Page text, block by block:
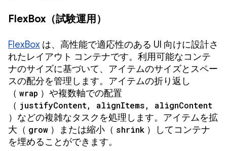
FlexBox（試験運用）
FlexBox は、高性能で適応性のある UI 向けに設計さ
れたレイアウト コンテナです。利用可能なコンテ
ナのサイズに基づいて、アイテムのサイズとスペー
スの配分を管理します。アイテムの折り返し
（ wrap ）や複数軸での配置
（ justifyContent, alignItems, alignContent
）などの複雑なタスクを処理します。アイテムを拡
大（ grow ）または縮小（ shrink ）してコンテナ
を埋めることができます。